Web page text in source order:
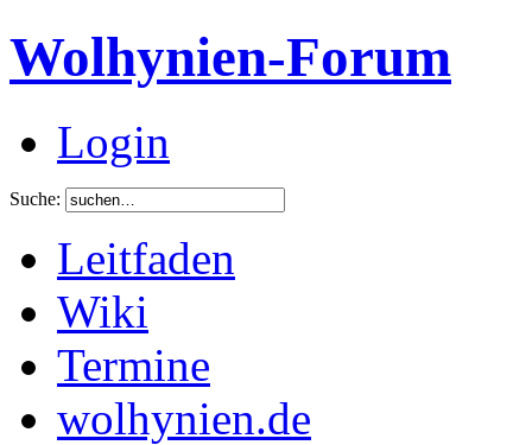
Wolhynien-Forum
Login
Suche:
Leitfaden
Wiki
Termine
wolhynien.de